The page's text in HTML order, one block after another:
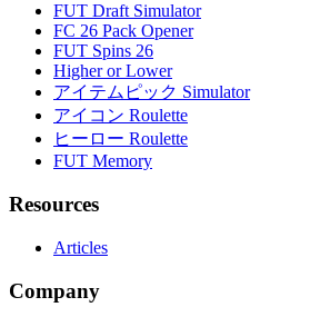
FUT Draft Simulator
FC 26 Pack Opener
FUT Spins 26
Higher or Lower
アイテムピック Simulator
アイコン Roulette
ヒーロー Roulette
FUT Memory
Resources
Articles
Company